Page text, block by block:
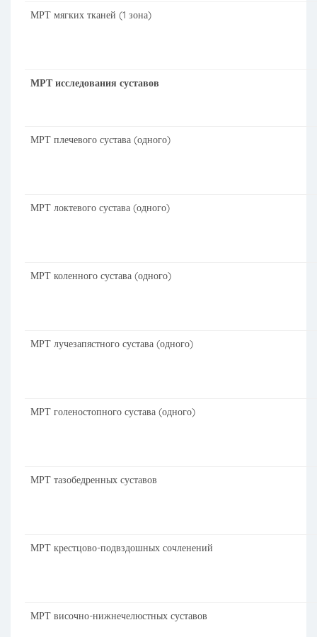
МРТ мягких тканей (1 зона)
МРТ исследования суставов
МРТ плечевого сустава (одного)
МРТ локтевого сустава (одного)
МРТ коленного сустава (одного)
МРТ лучезапястного сустава (одного)
МРТ голеностопного сустава (одного)
МРТ тазобедренных суставов
МРТ крестцово-подвздошных сочленений
МРТ височно-нижнечелюстных суставов